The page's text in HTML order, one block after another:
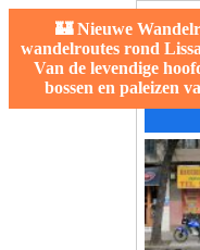
🏰 Nieuwe
wandelroutes rond
Van de levendige
bossen en paleizen